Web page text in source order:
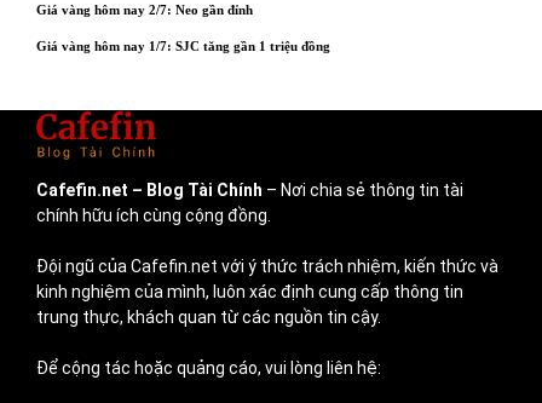
Giá vàng hôm nay 2/7: Neo gần đỉnh
Giá vàng hôm nay 1/7: SJC tăng gần 1 triệu đồng
Cafefin.net – Blog Tài Chính – Nơi chia sẻ thông tin tài
chính hữu ích cùng cộng đồng.
Đội ngũ của Cafefin.net với ý thức trách nhiệm, kiến thức và
kinh nghiệm của mình, luôn xác định cung cấp thông tin
trung thực, khách quan từ các nguồn tin cậy.
Để cộng tác hoặc quảng cáo, vui lòng liên hệ: